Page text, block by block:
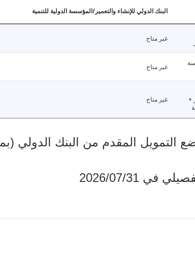
البنك الدولي للإنشاء والتعمير/المؤسسة الدولية للتنمية
غير متاح
غير متاح
+
غير متاح
المقدم من البنك الدولي (بملايين
2026/07/31